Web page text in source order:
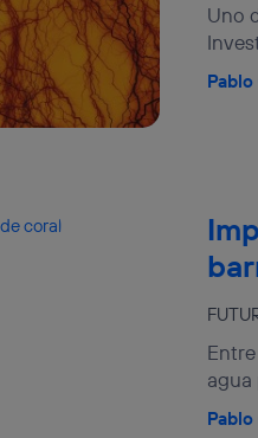
Uno
agua